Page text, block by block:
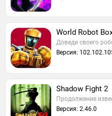
World Robot
Доведи своего
Версия:
Shadow Fight 2
Продолжение
Версия: 2.46.0